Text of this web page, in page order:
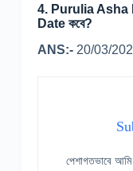
4. Purulia Asha
Date কবে?
ANS:-20/03/
পেশাগতভাবে